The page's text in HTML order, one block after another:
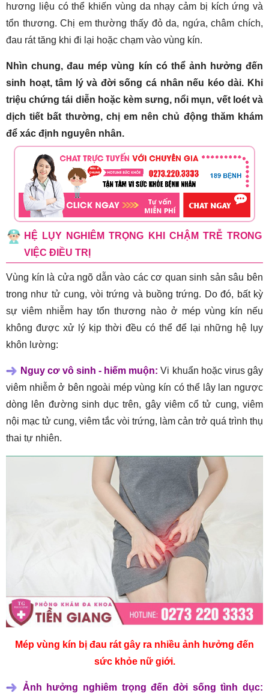
hương liệu có thể khiến vùng da nhạy cảm bị kích ứng và
tổn thương. Chị em thường thấy đỏ da, ngứa, châm chích,
đau rát tăng khi đi lại hoặc chạm vào vùng kín.
Nhìn chung, đau mép vùng kín có thể ảnh hưởng đến
sinh hoạt, tâm lý và đời sống cá nhân nếu kéo dài. Khi
triệu chứng tái diễn hoặc kèm sưng, nổi mụn, vết loét và
dịch tiết bất thường, chị em nên chủ động thăm khám
để xác định nguyên nhân.
HỆ LỤY NGHIÊM TRỌNG KHI CHẬM TRỄ TRONG
VIỆC ĐIỀU TRỊ
Vùng kín là cửa ngõ dẫn vào các cơ quan sinh sản sâu bên
trong như tử cung, vòi trứng và buồng trứng. Do đó, bất kỳ
sự viêm nhiễm hay tổn thương nào ở mép vùng kín nếu
không được xử lý kịp thời đều có thể để lại những hệ lụy
khôn lường:
Nguy cơ vô sinh - hiếm muộn:Vi khuẩn hoặc virus gây
viêm nhiễm ở bên ngoài mép vùng kín có thể lây lan ngược
dòng lên đường sinh dục trên, gây viêm cổ tử cung, viêm
nội mạc tử cung, viêm tắc vòi trứng, làm cản trở quá trình thụ
thai tự nhiên.
Mép vùng kín bị đau rát gây ra nhiều ảnh hưởng đến
sức khỏe nữ giới.
Ảnh hưởng nghiêm trọng đến đời sống tình dục: